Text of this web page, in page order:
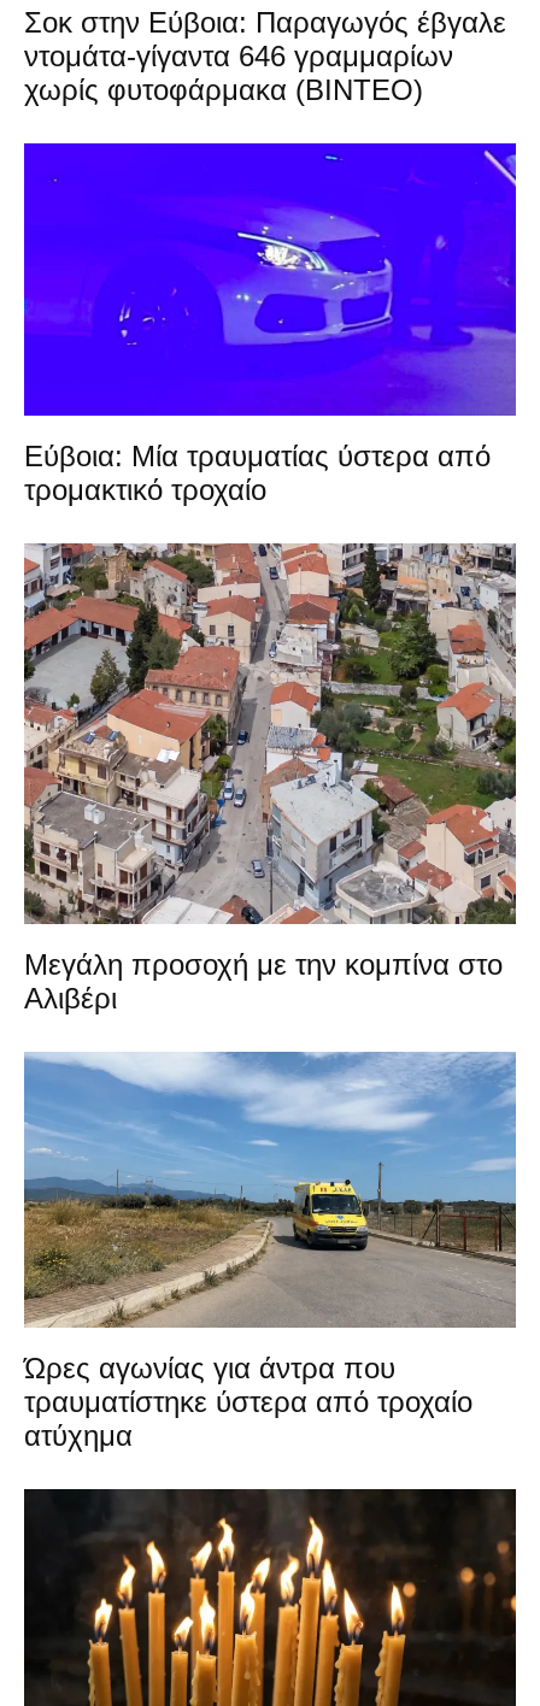
Σοκ στην Εύβοια: Παραγωγός έβγαλε
ντομάτα-γίγαντα 646 γραμμαρίων
χωρίς φυτοφάρμακα (ΒΙΝΤΕΟ)
Εύβοια: Μία τραυματίας ύστερα από
τρομακτικό τροχαίο
Μεγάλη προσοχή με την κομπίνα στο
Αλιβέρι
Ώρες αγωνίας για άντρα που
τραυματίστηκε ύστερα από τροχαίο
ατύχημα